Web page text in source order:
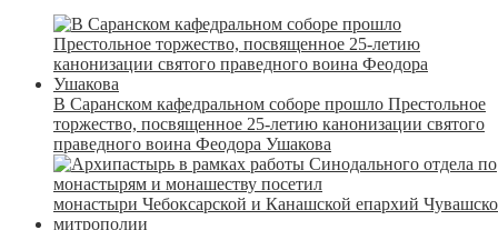
В Саранском кафедральном соборе прошло Престольное
торжество, посвященное 25-летию канонизации святого
праведного воина Феодора Ушакова